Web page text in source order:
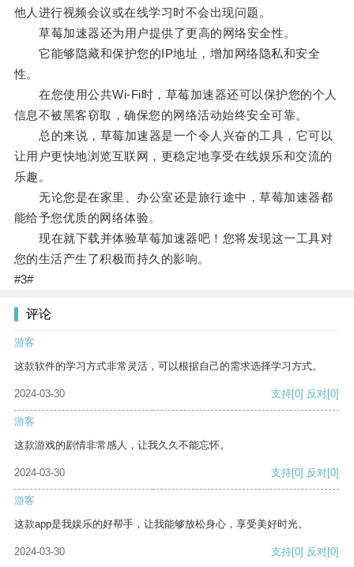
他人进行视频会议或在线学习时不会出现问题。
草莓加速器还为用户提供了更高的网络安全性。
它能够隐藏和保护您的IP地址，增加网络隐私和安全
性。
在您使用公共Wi-Fi时，草莓加速器还可以保护您的个人
信息不被黑客窃取，确保您的网络活动始终安全可靠。
总的来说，草莓加速器是一个令人兴奋的工具，它可以
让用户更快地浏览互联网，更稳定地享受在线娱乐和交流的
乐趣。
无论您是在家里、办公室还是旅行途中，草莓加速器都
能给予您优质的网络体验。
现在就下载并体验草莓加速器吧！您将发现这一工具对
您的生活产生了积极而持久的影响。
#3#
评论
游客
这款软件的学习方式非常灵活，可以根据自己的需求选择学习方式。
2024-03-30 支持[0] 反对[0]
游客
这款游戏的剧情非常感人，让我久久不能忘怀。
2024-03-30 支持[0] 反对[0]
游客
这款app是我娱乐的好帮手，让我能够放松身心，享受美好时光。
2024-03-30 支持[0] 反对[0]